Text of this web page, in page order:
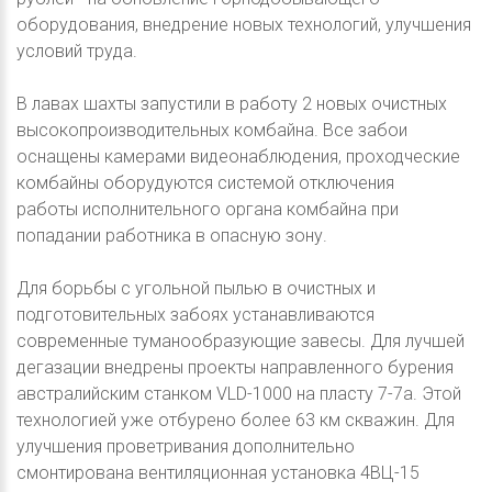
оборудования, внедрение новых технологий, улучшения
условий труда.
В лавах шахты запустили в работу 2 новых очистных
высокопроизводительных комбайна. Все забои
оснащены камерами видеонаблюдения, проходческие
комбайны оборудуются системой отключения
работы исполнительного органа комбайна при
попадании работника в опасную зону.
Для борьбы с угольной пылью в очистных и
подготовительных забоях устанавливаются
современные туманообразующие завесы. Для лучшей
дегазации внедрены проекты направленного бурения
австралийским станком VLD-1000 на пласту 7-7а. Этой
технологией уже отбурено более 63 км скважин. Для
улучшения проветривания дополнительно
смонтирована вентиляционная установка 4ВЦ-15